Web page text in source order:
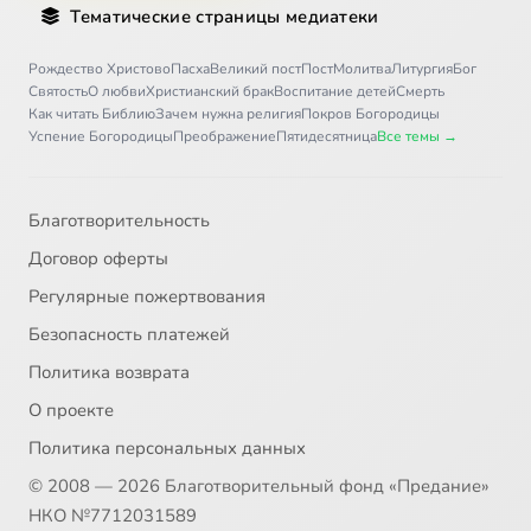
32 Жили-были славяне (ч.3)
35 Жили-были славяне (ч.6)
36 Жили-были славяне (ч.7)
38 Кто мы. История, распятая в пространстве. ч.01
Тематические страницы медиатеки
Рождество ХристовоПасхаВеликий постПостМолитваЛитургияБог
СвятостьО любвиХристианский бракВоспитание детейСмерть
Как читать БиблиюЗачем нужна религияПокров Богородицы
Успение БогородицыПреображениеПятидесятницаВсе темы →
Благотворительность
Договор оферты
Регулярные пожертвования
Безопасность платежей
Политика возврата
О проекте
Политика персональных данных
© 2008 — 2026 Благотворительный фонд «Предание»
НКО №7712031589